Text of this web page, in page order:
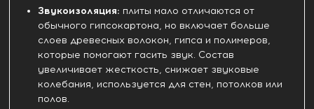
Звукоизоляция: плиты мало отличаются от
обычного гипсокартона, но включает больше
слоев древесных волокон, гипса и полимеров,
которые помогают гасить звук. Состав
увеличивает жесткость, снижает звуковые
колебания, используется для стен, потолков или
полов.